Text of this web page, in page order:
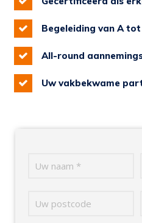
Begeleiding van A tot
All-round
Uw vakbekwame